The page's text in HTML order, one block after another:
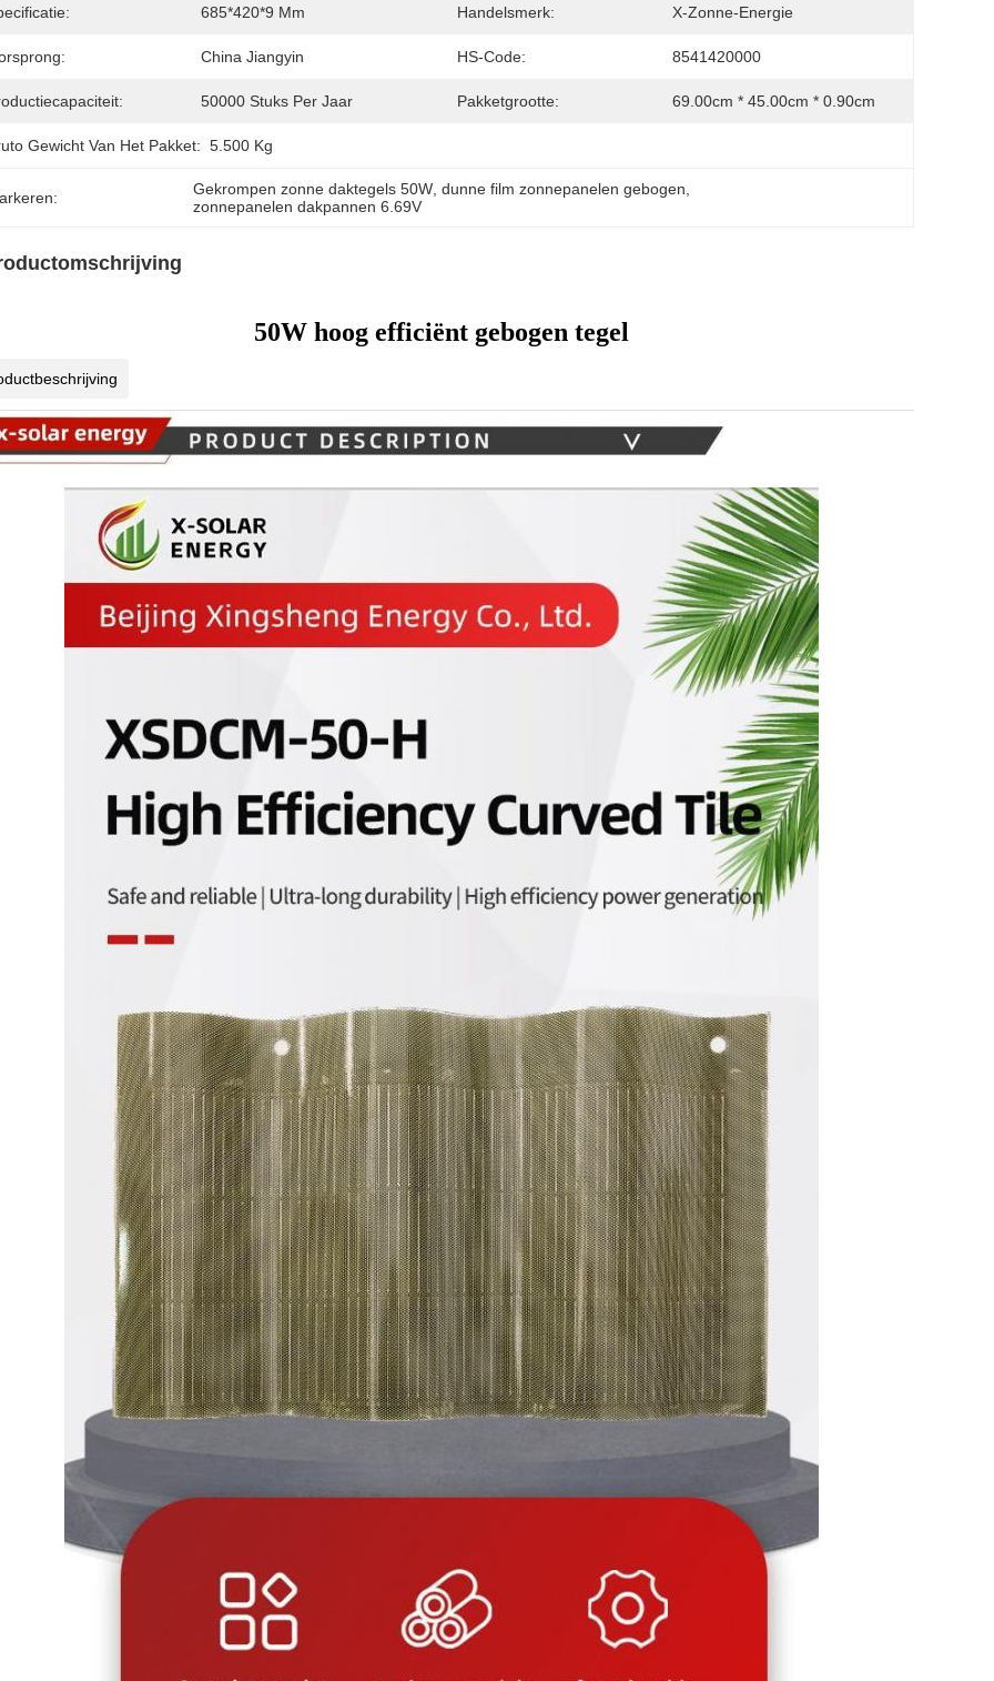
685*420*9 Mm Handelsmerk: X-Zonne-Energie
China Jiangyin HS-Code: 8541420000
50000 Stuks Per Jaar Pakketgrootte: 69.00cm * 45.00cm * 0.90cm
Gewicht Van Het Pakket: 5.500 Kg
Gekrompen zonne daktegels 50W , dunne film zonnepanelen gebogen
zonnepanelen dakpannen 6.69V
50W hoog efficiënt gebogen tegel